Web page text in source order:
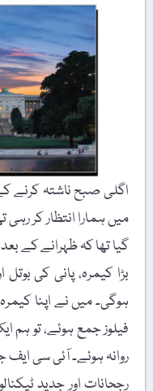
اگلی صبح ناشتہ کرنے کے
میں ہمارا انتظار کر
گیا تھا کہ ظہرانے کے
بڑا کیمرہ، پانی کی
ہوگی۔ میں نے اپنا
فیلوز جمع ہوئے، تو ہم
روانہ ہوئے۔ آئی سی
رجحانات اور جدید